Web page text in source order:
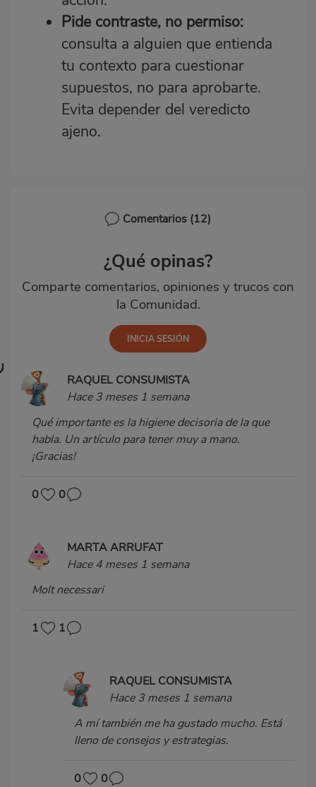
Pide contraste, no permiso:
consulta a alguien que entienda
tu contexto para cuestionar
supuestos, no para aprobarte.
Evita depender del veredicto
ajeno.
Comentarios (12)
¿Qué opinas?
Comparte comentarios, opiniones y trucos con
la Comunidad.
RAQUEL CONSUMISTA
Hace 3 meses 1 semana
Qué importante es la higiene decisoria de la que
habla. Un artículo para tener muy a mano.
¡Gracias!
0 0
MARTA ARRUFAT
Hace 4 meses 1 semana
Molt necessari
1 1
RAQUEL CONSUMISTA
Hace 3 meses 1 semana
A mí también me ha gustado mucho. Está
lleno de consejos y estrategias.
0 0